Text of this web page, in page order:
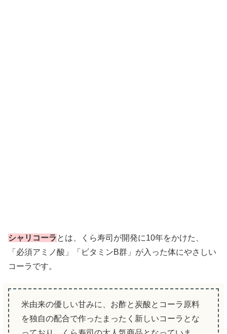
シャリコーラ とは、くら寿司が開発に10年をかけた、
「必須アミノ酸」「ビタミンB群」が入った体にやさしい
コーラです。
米由来の優しい甘みに、お酢と炭酸とコーラ原料
を独自の配合で作ったまったく新しいコーラとな